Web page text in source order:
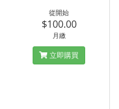
從開始
$100.00
月繳
立即購買